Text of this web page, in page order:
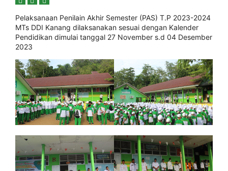
Pelaksanaan Penilain Akhir Semester (PAS) T.P 2023-2024
MTs DDI Kanang dilaksanakan sesuai dengan Kalender
Pendidikan dimulai tanggal 27 November s.d 04 Desember
2023